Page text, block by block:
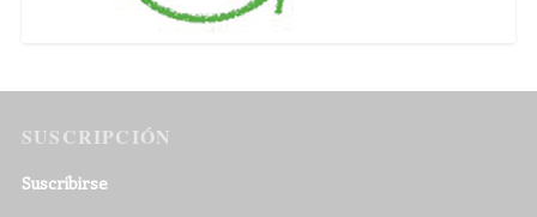
SUSCRIPCIÓN
Suscribirse